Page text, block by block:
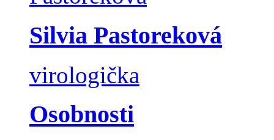
Silvia Pastoreková
virologička
Osobnosti